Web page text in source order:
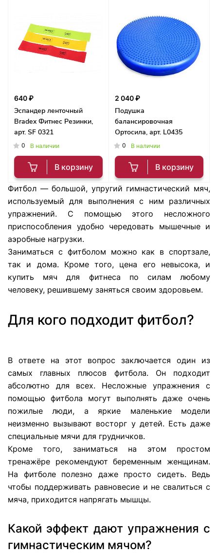
640 ₽
Эспандер ленточный
Bradex Фитнес Резинки,
арт. SF 0321
0 В наличии
В корзину
2 040 ₽
Подушка
балансировочная
Ортосила, арт. L0435
0 В наличии
В корзину
Фитбол — большой, упругий гимнастический мяч,
используемый для выполнения с ним различных
упражнений. С помощью этого несложного
приспособления удобно чередовать мышечные и
аэробные нагрузки.
Заниматься с фитболом можно как в спортзале,
так и дома. Кроме того, цена его невысока, и
купить мяч для фитнеса по силам любому
человеку, решившему заняться своим здоровьем.
Для кого подходит фитбол?
В ответе на этот вопрос заключается один из
самых главных плюсов фитбола. Он подходит
абсолютно для всех. Несложные упражнения с
помощью фитбола могут выполнять даже очень
пожилые люди, а яркие маленькие модели
неизменно вызывают восторг у детей. Есть даже
специальные мячи для грудничков.
Кроме того, заниматься на этом простом
тренажёре рекомендуют беременным женщинам.
На фитболе полезно даже просто сидеть. Ведь
чтобы поддерживать равновесие и не свалиться с
мяча, приходится напрягать мышцы.
Какой эффект дают упражнения с
гимнастическим мячом?